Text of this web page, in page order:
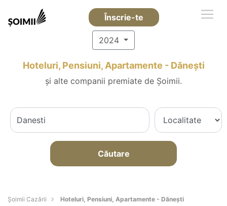
Înscrie-te
2024
Hoteluri, Pensiuni, Apartamente - Dăneşti
și alte companii premiate de Șoimii.
Căutare
Șoimii Cazării Hoteluri, Pensiuni, Apartamente - Dăneşti